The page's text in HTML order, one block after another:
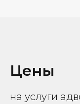
Цены
на услуги